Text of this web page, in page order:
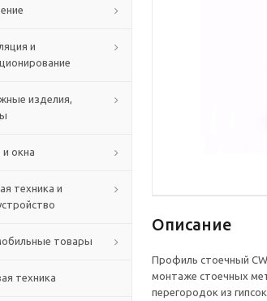
и
изделия,
окна
техника и
товары
техника
Описание
Профиль стоечный
монтаже стоечных
перегородок из